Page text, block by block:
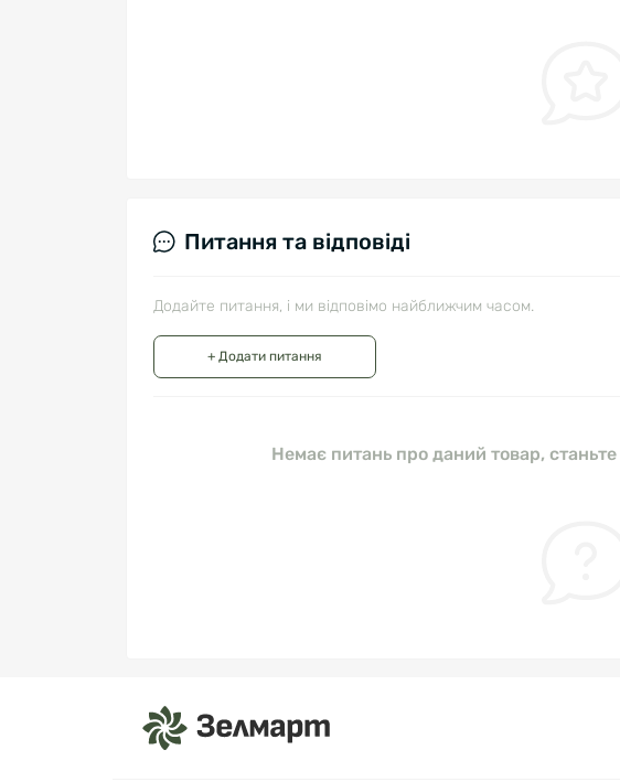
Питання та відповіді
Додайте питання, і ми відповімо найближчим часом.
+ Додати питання
Немає питань про даний товар,